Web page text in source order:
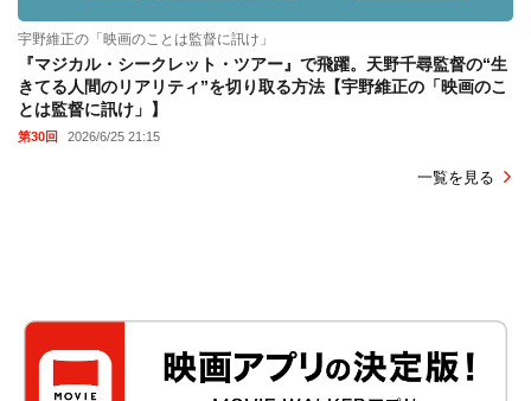
宇野維正の「映画のことは監督に訊け」
『マジカル・シークレット・ツアー』で飛躍。天野千尋監督の“生
きてる人間のリアリティ”を切り取る方法【宇野維正の「映画のこ
とは監督に訊け」】
第30回 2026/6/25 21:15
一覧を見る